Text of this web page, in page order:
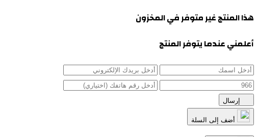
هذا المنتج غير متوفر في المخزون
أعلمني عندما يتوفر المنتج